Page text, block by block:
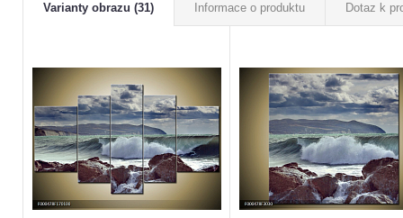
Varianty obrazu (31) Informace o produktu Dotaz k